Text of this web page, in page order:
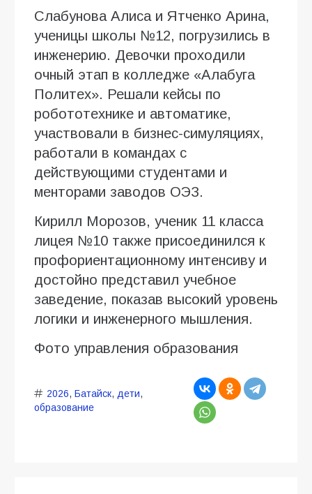
Слабунова Алиса и Ятченко Арина,
ученицы школы №12, погрузились в
инженерию. Девочки проходили
очный этап в колледже «Алабуга
Политех». Решали кейсы по
робототехнике и автоматике,
участвовали в бизнес-симуляциях,
работали в командах с
действующими студентами и
менторами заводов ОЭЗ.
Кирилл Морозов, ученик 11 класса
лицея №10 также присоединился к
профориентационному интенсиву и
достойно представил учебное
заведение, показав высокий уровень
логики и инженерного мышления.
Фото управления образования
2026, Батайск, дети,
образование